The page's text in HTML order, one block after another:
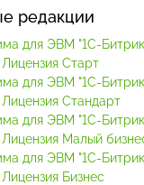
редакции
для ЭВМ "1С-
Старт
для ЭВМ "1С-
Стандарт
для ЭВМ "1С-
Лицензия Малый
для ЭВМ "1С-
Бизнес